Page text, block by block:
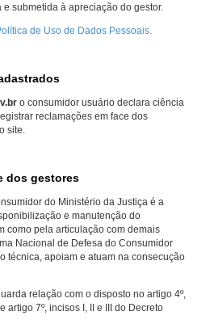
submetida à apreciação do gestor.
de Uso de Dados Pessoais.
o consumidor usuário declara ciência
reclamações em face dos
site.
dos gestores
do Ministério da Justiça é a
e manutenção do
como pela articulação com demais
Nacional de Defesa do Consumidor
técnica, apoiam e atuam na consecução
relação com o disposto no artigo 4º,
artigo 7º, incisos I, II e III do Decreto